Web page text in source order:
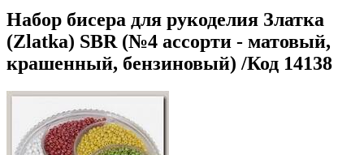
Набор бисера для рукоделия Златка
(Zlatka) SBR (№4 ассорти - матовый,
крашенный, бензиновый) /Код 14138